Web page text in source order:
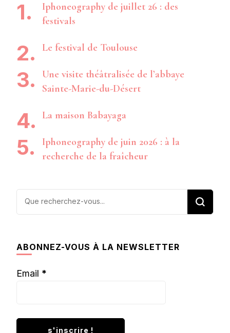
Iphoneography de juillet 26 : des
festivals
Le festival de Toulouse
Une visite théâtralisée de l’abbaye
Sainte-Marie-du-Désert
La maison Babayaga
Iphoneography de juin 2026 : à la
recherche de la fraîcheur
Vous
recherchiez
ABONNEZ-VOUS À LA NEWSLETTER
Email *